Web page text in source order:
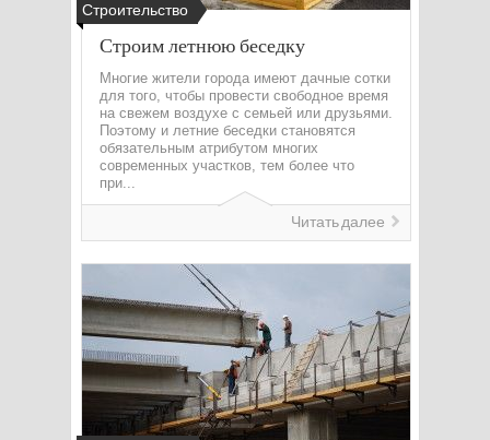
Строительство
Строим летнюю беседку
Многие жители города имеют дачные сотки
для того, чтобы провести свободное время
на свежем воздухе с семьей или друзьями.
Поэтому и летние беседки становятся
обязательным атрибутом многих
современных участков, тем более что
при...
Читать далее